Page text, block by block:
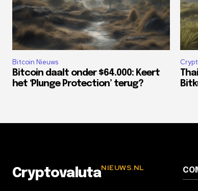
Bitcoin Nieuws
Bitcoin daalt onder $64.000: Keert
het ‘Plunge Protection’ terug?
CryptovalutaNIEUWS.NL